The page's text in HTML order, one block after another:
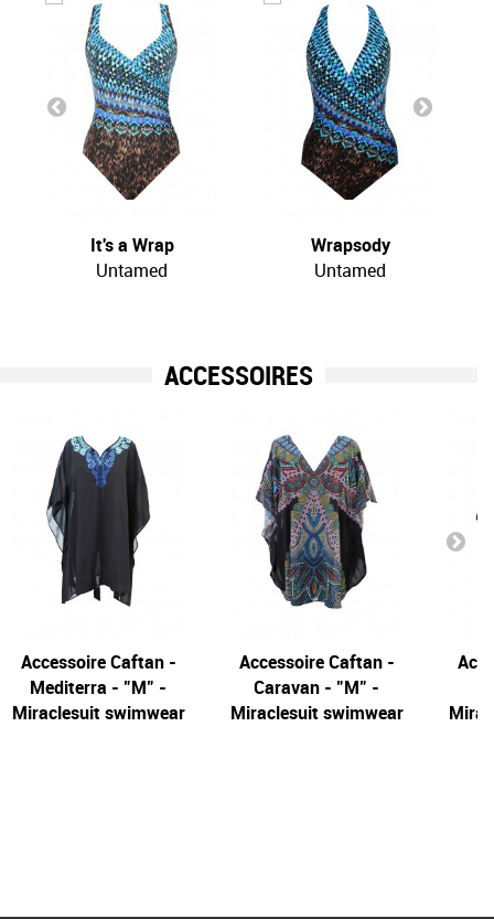
It's a Wrap
Untamed
Wrapsody
Untamed
ACCESSOIRES
Accessoire Caftan -
Mediterra - "M" -
Miraclesuit swimwear
Accessoire Caftan -
Caravan - "M" -
Miraclesuit swimwear